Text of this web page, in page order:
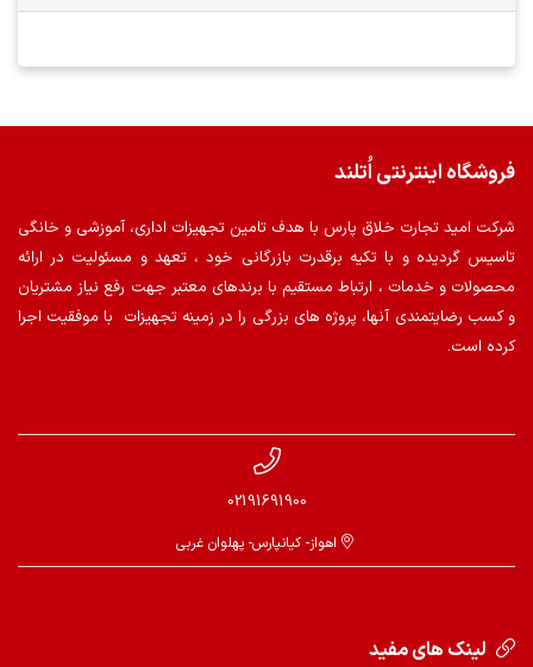
فروشگاه اینترنتی اُتلند
شرکت امید تجارت خلاق پارس با هدف تامین تجهیزات اداری، آموزشی و خانگی
تاسیس گردیده و با تکیه برقدرت بازرگانی خود ، تعهد و مسئولیت در ارائه
محصولات و خدمات ، ارتباط مستقیم با برندهای معتبر جهت رفع نیاز مشتریان
و کسب رضایتمندی آنها، پروژه های بزرگی را در زمینه تجهیزات با موفقیت اجرا
کرده است.
02191691900
اهواز- کیانپارس- پهلوان غربی
لینک های مفید